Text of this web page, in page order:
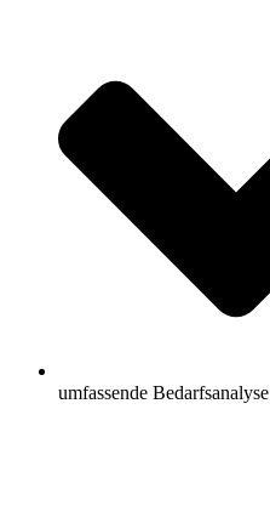
umfassende Bedarfsanalyse